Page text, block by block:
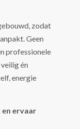
zodat
Geen
professionele
én
energie
ervaar